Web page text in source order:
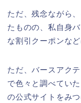
ただ、残念ながら
たものの、私自身
な割引クーポンな
ただ、バースアク
で色々と調べてい
の公式サイトをみ